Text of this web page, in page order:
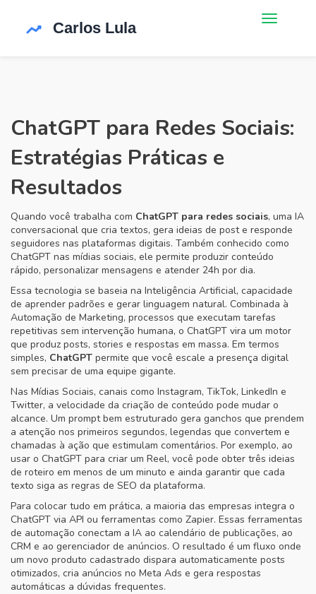
ChatGPT para Redes Sociais:
Estratégias Práticas e
Resultados
Quando você trabalha com ChatGPT para redes sociais, uma IA
conversacional que cria textos, gera ideias de post e responde
seguidores nas plataformas digitais. Também conhecido como
ChatGPT nas mídias sociais, ele permite produzir conteúdo
rápido, personalizar mensagens e atender 24h por dia.
Essa tecnologia se baseia na Inteligência Artificial, capacidade
de aprender padrões e gerar linguagem natural. Combinada à
Automação de Marketing, processos que executam tarefas
repetitivas sem intervenção humana, o ChatGPT vira um motor
que produz posts, stories e respostas em massa. Em termos
simples, ChatGPT permite que você escale a presença digital
sem precisar de uma equipe gigante.
Nas Mídias Sociais, canais como Instagram, TikTok, LinkedIn e
Twitter, a velocidade da criação de conteúdo pode mudar o
alcance. Um prompt bem estruturado gera ganchos que prendem
a atenção nos primeiros segundos, legendas que convertem e
chamadas à ação que estimulam comentários. Por exemplo, ao
usar o ChatGPT para criar um Reel, você pode obter três ideias
de roteiro em menos de um minuto e ainda garantir que cada
texto siga as regras de SEO da plataforma.
Para colocar tudo em prática, a maioria das empresas integra o
ChatGPT via API ou ferramentas como Zapier. Essas ferramentas
de automação conectam a IA ao calendário de publicações, ao
CRM e ao gerenciador de anúncios. O resultado é um fluxo onde
um novo produto cadastrado dispara automaticamente posts
otimizados, cria anúncios no Meta Ads e gera respostas
automáticas a dúvidas frequentes.